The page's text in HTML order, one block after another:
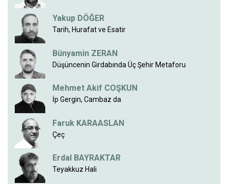
Yakup DÖĞER
Tarih, Hurafat ve Esatir
Bünyamin ZERAN
Düşüncenin Girdabında Üç Şehir Metaforu
Mehmet Akif COŞKUN
İp Gergin, Cambaz da
Faruk KARAASLAN
Çeç
Erdal BAYRAKTAR
Teyakkuz Hali